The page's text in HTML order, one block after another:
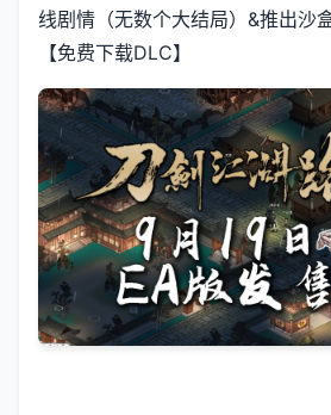
线剧情（无数个大结局）&推出沙
【免费下载DLC】